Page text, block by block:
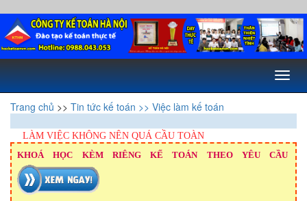
Toggle
Trang chủ >> Tin tức kế toán >> Việc làm kế toán
LÀM VIỆC KHÔNG NÊN QUÁ CẦU TOÀN
KHOÁ HỌC KÈM RIÊNG KẾ TOÁN THEO YÊU CẦU